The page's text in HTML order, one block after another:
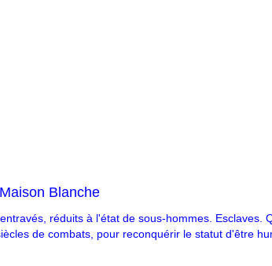
Blanche
réduits à l'état de sous-hommes. Esclaves.
de combats, pour reconquérir le statut d'être